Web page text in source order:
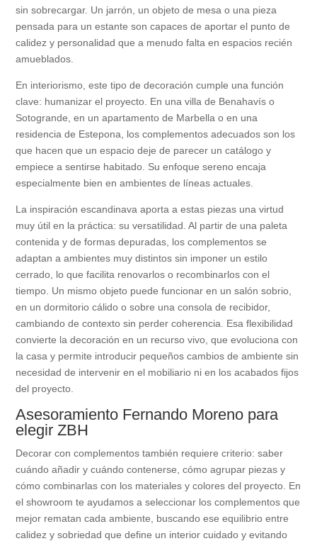
sin sobrecargar. Un jarrón, un objeto de mesa o una pieza
pensada para un estante son capaces de aportar el punto de
calidez y personalidad que a menudo falta en espacios recién
amueblados.
En interiorismo, este tipo de decoración cumple una función
clave: humanizar el proyecto. En una villa de Benahavís o
Sotogrande, en un apartamento de Marbella o en una
residencia de Estepona, los complementos adecuados son los
que hacen que un espacio deje de parecer un catálogo y
empiece a sentirse habitado. Su enfoque sereno encaja
especialmente bien en ambientes de líneas actuales.
La inspiración escandinava aporta a estas piezas una virtud
muy útil en la práctica: su versatilidad. Al partir de una paleta
contenida y de formas depuradas, los complementos se
adaptan a ambientes muy distintos sin imponer un estilo
cerrado, lo que facilita renovarlos o recombinarlos con el
tiempo. Un mismo objeto puede funcionar en un salón sobrio,
en un dormitorio cálido o sobre una consola de recibidor,
cambiando de contexto sin perder coherencia. Esa flexibilidad
convierte la decoración en un recurso vivo, que evoluciona con
la casa y permite introducir pequeños cambios de ambiente sin
necesidad de intervenir en el mobiliario ni en los acabados fijos
del proyecto.
Asesoramiento Fernando Moreno para
elegir ZBH
Decorar con complementos también requiere criterio: saber
cuándo añadir y cuándo contenerse, cómo agrupar piezas y
cómo combinarlas con los materiales y colores del proyecto. En
el showroom te ayudamos a seleccionar los complementos que
mejor rematan cada ambiente, buscando ese equilibrio entre
calidez y sobriedad que define un interior cuidado y evitando